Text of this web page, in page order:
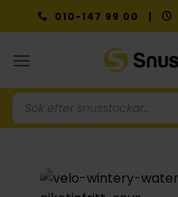
to
010-147 99 00 |
Produktsökning